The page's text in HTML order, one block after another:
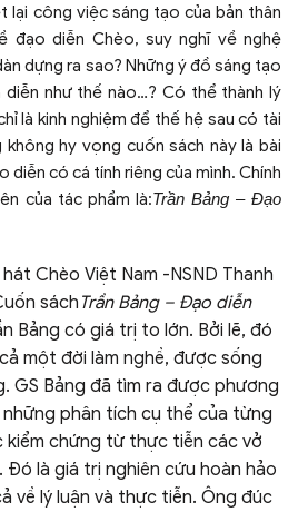
lại công việc sáng tạo của bản thân
đạo diễn Chèo, suy nghĩ về nghệ
dựng ra sao? Những ý đồ sáng tạo
như thế nào…? Có thể thành lý
là kinh nghiệm để thế hệ sau có tài
không hy vọng cuốn sách này là bài
diễn có cá tính riêng của mình. Chính
của tác phẩm là:Trần Bảng – Đạo
Chèo Việt Nam -NSND Thanh
sách Trần Bảng – Đạo diễn
Bảng có giá trị to lớn. Bởi lẽ, đó
một đời làm nghề, được sống
GS Bảng đã tìm ra được phương
phân tích cụ thể của từng
kiểm chứng từ thực tiễn các vở
là giá trị nghiên cứu hoàn hảo
về lý luận và thực tiễn. Ông đúc